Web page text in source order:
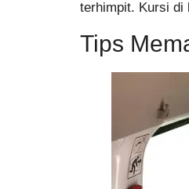
terhimpit. Kursi di
Tips